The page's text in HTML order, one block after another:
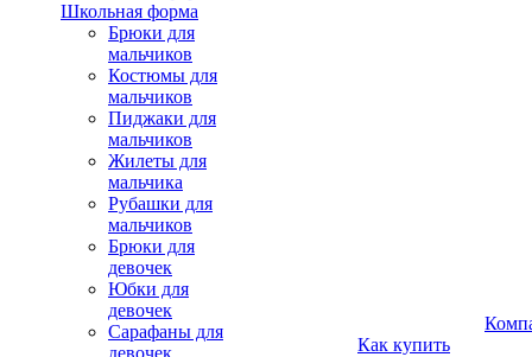
Школьная форма
Брюки для
мальчиков
Костюмы для
мальчиков
Пиджаки для
мальчиков
Жилеты для
мальчика
Рубашки для
мальчиков
Брюки для
девочек
Юбки для
девочек
Сарафаны для
девочек
Как купить